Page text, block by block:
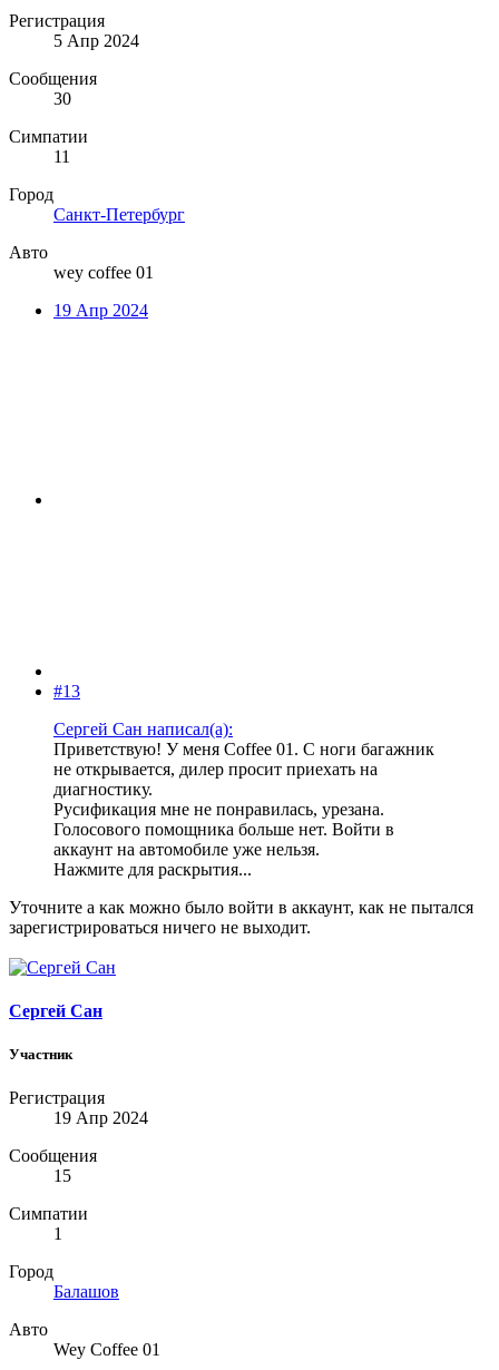
Регистрация
5 Апр 2024
Сообщения
30
Симпатии
11
Город
Санкт-Петербург
Авто
wey coffee 01
19 Апр 2024
#13
Сергей Сан написал(а):
Приветствую! У меня Coffee 01. С ноги багажник
не открывается, дилер просит приехать на
диагностику.
Русификация мне не понравилась, урезана.
Голосового помощника больше нет. Войти в
аккаунт на автомобиле уже нельзя.
Нажмите для раскрытия...
Уточните а как можно было войти в аккаунт, как не пытался
зарегистрироваться ничего не выходит.
Сергей Сан
Участник
Регистрация
19 Апр 2024
Сообщения
15
Симпатии
1
Город
Балашов
Авто
Wey Coffee 01